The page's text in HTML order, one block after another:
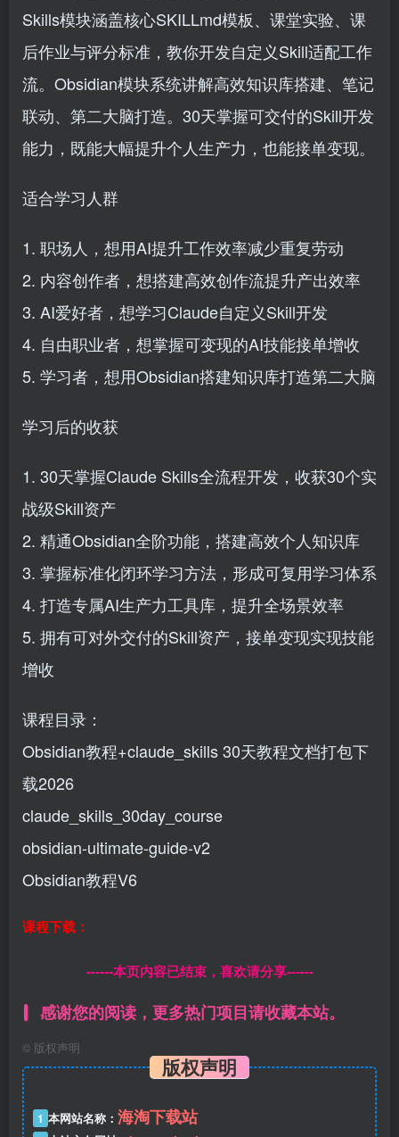
Skills模块涵盖核心SKILLmd模板、课堂实验、课
后作业与评分标准，教你开发自定义Skill适配工作
流。Obsidian模块系统讲解高效知识库搭建、笔记
联动、第二大脑打造。30天掌握可交付的Skill开发
能力，既能大幅提升个人生产力，也能接单变现。
适合学习人群
1. 职场人，想用AI提升工作效率减少重复劳动
2. 内容创作者，想搭建高效创作流提升产出效率
3. AI爱好者，想学习Claude自定义Skill开发
4. 自由职业者，想掌握可变现的AI技能接单增收
5. 学习者，想用Obsidian搭建知识库打造第二大脑
学习后的收获
1. 30天掌握Claude Skills全流程开发，收获30个实
战级Skill资产
2. 精通Obsidian全阶功能，搭建高效个人知识库
3. 掌握标准化闭环学习方法，形成可复用学习体系
4. 打造专属AI生产力工具库，提升全场景效率
5. 拥有可对外交付的Skill资产，接单变现实现技能
增收
课程目录：
Obsidian教程+claude_skills 30天教程文档打包下
载2026
claude_skills_30day_course
obsidian-ultimate-guide-v2
Obsidian教程V6
课程下载：
------本页内容已结束，喜欢请分享------
感谢您的阅读，更多热门项目请收藏本站。
© 版权声明
版权声明
1 本网站名称： 海淘下载站